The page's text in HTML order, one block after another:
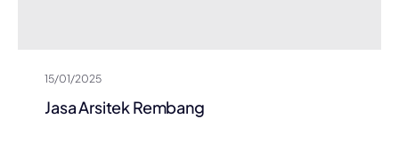
15/01/2025
Jasa Arsitek Rembang